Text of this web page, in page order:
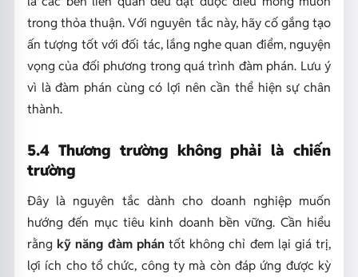
trong thỏa thuận. Với nguyên tắc này, hãy cố gắng tạo
ấn tượng tốt với đối tác, lắng nghe quan điểm, nguyện
vọng của đối phương trong quá trình đàm phán. Lưu ý
vì là đàm phán cùng có lợi nên cần thể hiện sự chân
thành.
5.4 Thương trường không phải là chiến
trường
Đây là nguyên tắc dành cho doanh nghiệp muốn
hướng đến mục tiêu kinh doanh bền vững. Cần hiểu
rằngkỹ năng đàm phán tốt không chỉ đem lại giá trị,
lợi ích cho tổ chức, công ty mà còn đáp ứng được kỳ